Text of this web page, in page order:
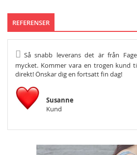
REFERENSER
Så snabb leverans det är från
mycket. Kommer vara en trogen kund
direkt! Önskar dig en fortsatt fin dag!
Susanne
Kund